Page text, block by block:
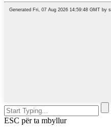
ESC për ta mbyllur